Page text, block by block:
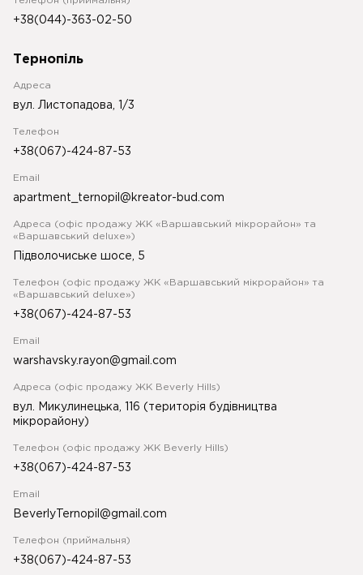
+38(044)-363-02-50
Тернопіль
Адреса
вул. Листопадова, 1/3
Телефон
+38(067)-424-87-53
Email
apartment_ternopil@kreator-bud.com
Адреса (офіс продажу ЖК «Варшавський мікрорайон» та
«Варшавський deluxe»)
Підволочиське шосе, 5
Телефон (офіс продажу ЖК «Варшавський мікрорайон» та
«Варшавський deluxe»)
+38(067)-424-87-53
Email
warshavsky.rayon@gmail.com
Адреса (офіс продажу ЖК Beverly Hills)
вул. Микулинецька, 116 (територія будівництва
мікрорайону)
Телефон (офіс продажу ЖК Beverly Hills)
+38(067)-424-87-53
Email
BeverlyTernopil@gmail.com
Телефон (приймальня)
+38(067)-424-87-53